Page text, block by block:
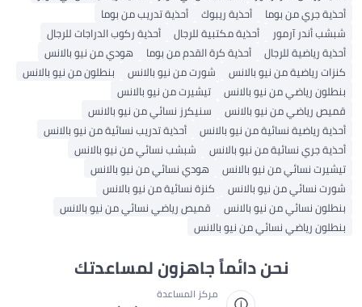
أحذية جري من بوما
أحذية ريبوك
أحذية تدريب من بوما
شبشب أندر آرمور
أحذية مكتبية للرجال
أحذية ركوب الدراجات للرجال
أحذية رياضية للرجال
أحذية كرة القدم من بوما
هودي من نيو بالانس
كنزات رياضية من نيو بالانس
شورت من نيو بالانس
بنطلون من نيو بالانس
بنطلون رياضي من نيو بالانس
تيشيرت من نيو بالانس
قميص رياضي من نيو بالانس
سنيكرز نسائي من نيو بالانس
أحذية رياضية نسائية من نيو بالانس
أحذية تدريب نسائية من نيو بالانس
أحذية جري نسائية من نيو بالانس
شبشب نسائي من نيو بالانس
تيشيرت نسائي من نيو بالانس
هودي نسائي من نيو بالانس
شورت نسائي من نيو بالانس
كنزة نسائية من نيو بالانس
بنطلون نسائي من نيو بالانس
قميص رياضي نسائي من نيو بالانس
بنطلون رياضي نسائي من نيو بالانس
نحن دائماً جاهزون لمساعدتك
مركز المساعدة